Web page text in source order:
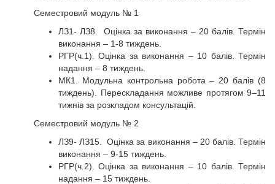
Семестровий модуль № 1
ЛЗ1- ЛЗ8. Оцінка за виконання – 20 балів. Термін
виконання – 1-8 тиждень.
РГР(ч.1). Оцінка за виконання – 10 балів. Термін
надання – 8 тиждень.
МК1. Модульна контрольна робота – 20 балів (8
тиждень). Перескладання можливе протягом 9–11
тижнів за розкладом консультацій.
Семестровий модуль № 2
ЛЗ9- ЛЗ15. Оцінка за виконання – 20 балів. Термін
виконання – 9-15 тиждень.
РГР(ч.2). Оцінка за виконання – 10 балів. Термін
надання – 15 тиждень.